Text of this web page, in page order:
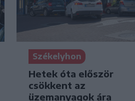
Székelyhon
Hetek óta először
csökkent az
üzemanyagok ára